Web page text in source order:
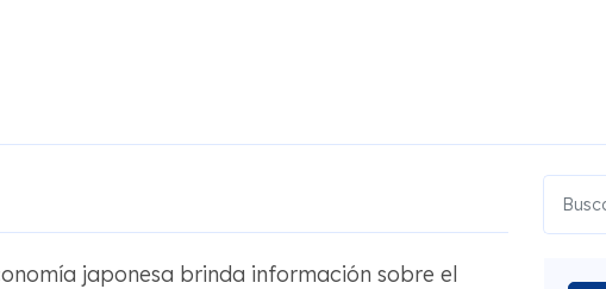
japonesa brinda información sobre el